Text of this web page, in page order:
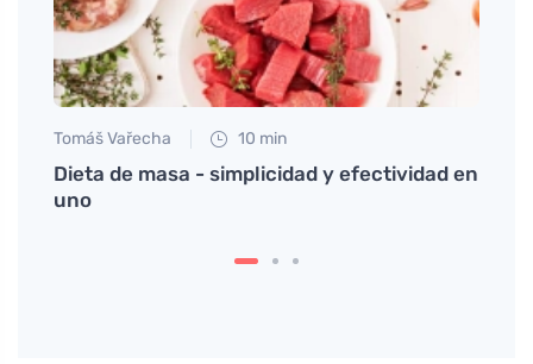
Tomáš Vařecha 10 min
Dieta de masa - simplicidad y efectividad en
uno